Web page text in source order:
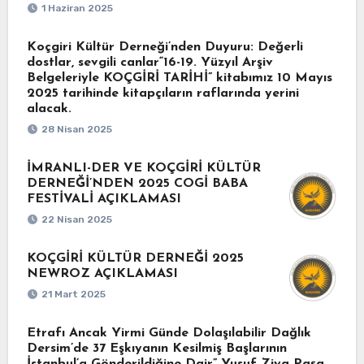
1 Haziran 2025
Koçgiri Kültür Derneği’nden Duyuru: Değerli
dostlar, sevgili canlar“16-19. Yüzyıl Arşiv
Belgeleriyle KOÇGİRİ TARİHİ” kitabımız 10 Mayıs
2025 tarihinde kitapçıların raflarında yerini
alacak.
28 Nisan 2025
İMRANLI-DER VE KOÇGİRİ KÜLTÜR
DERNEĞİ’NDEN 2025 COGİ BABA
FESTİVALİ AÇIKLAMASI
22 Nisan 2025
KOÇGİRİ KÜLTÜR DERNEĞİ 2025
NEWROZ AÇIKLAMASI
21 Mart 2025
Etrafı Ancak Yirmi Günde Dolaşılabilir Dağlık
Dersim’de 37 Eşkıyanın Kesilmiş Başlarının